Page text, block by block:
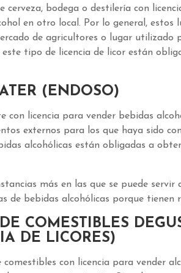
cerveza, bodega o destilería con
en otro local. Por lo general,
de agricultores o lugar utilizado
tipo de licencia de licor están
(ENDOSO)
con licencia para vender bebidas
externos para los que haya sido
alcohólicas están obligadas a
más en las que se puede
de bebidas alcohólicas porque
COMESTIBLES
DE LICORES)
comestibles con licencia para vender